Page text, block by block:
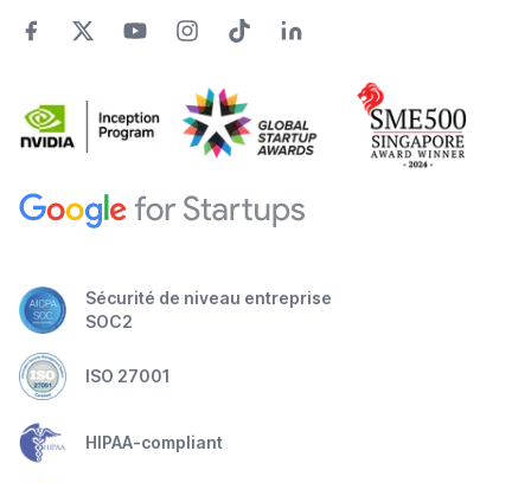
Sécurité de niveau entreprise
SOC2
ISO 27001
HIPAA-compliant